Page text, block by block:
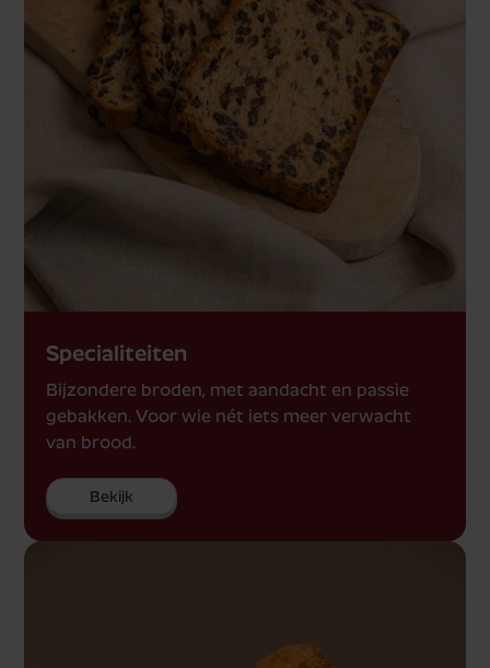
Specialiteiten
Bijzondere broden, met aandacht en passie
gebakken. Voor wie nét iets meer verwacht
van brood.
Bekijk